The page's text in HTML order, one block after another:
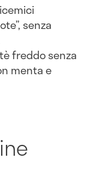
senza
freddo senza
menta e